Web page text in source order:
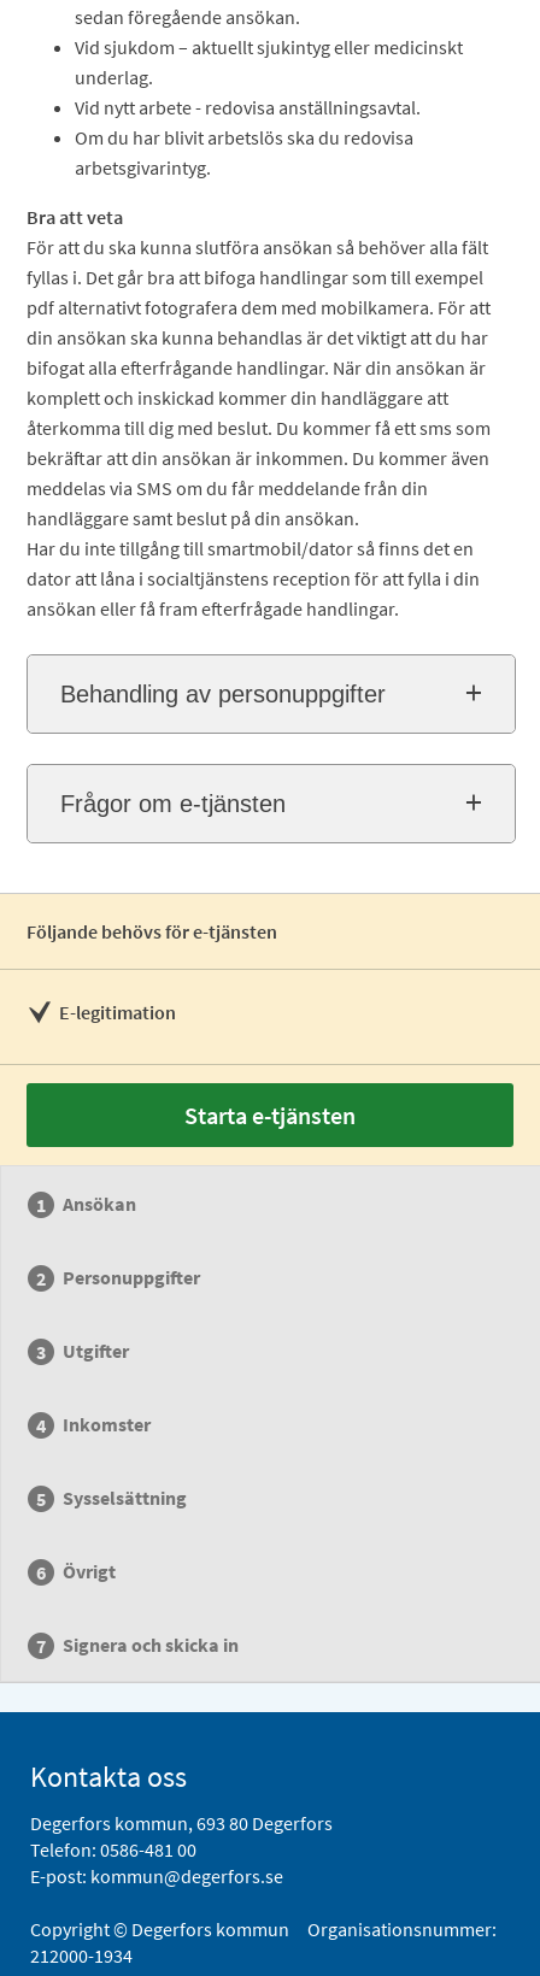
sedan föregående ansökan.
Vid sjukdom – aktuellt sjukintyg eller medicinskt
underlag.
Vid nytt arbete - redovisa anställningsavtal.
Om du har blivit arbetslös ska du redovisa
arbetsgivarintyg.
Bra att veta
För att du ska kunna slutföra ansökan så behöver alla fält
fyllas i. Det går bra att bifoga handlingar som till exempel
pdf alternativt fotografera dem med mobilkamera. För att
din ansökan ska kunna behandlas är det viktigt att du har
bifogat alla efterfrågande handlingar. När din ansökan är
komplett och inskickad kommer din handläggare att
återkomma till dig med beslut. Du kommer få ett sms som
bekräftar att din ansökan är inkommen. Du kommer även
meddelas via SMS om du får meddelande från din
handläggare samt beslut på din ansökan.
Har du inte tillgång till smartmobil/dator så finns det en
dator att låna i socialtjänstens reception för att fylla i din
ansökan eller få fram efterfrågade handlingar.
Behandling av personuppgifter
Frågor om e-tjänsten
Följande behövs för e-tjänsten
E-legitimation
Starta e-tjänsten
Ansökan
Personuppgifter
Utgifter
Inkomster
Sysselsättning
Övrigt
Signera och skicka in
Kontakta oss
Degerfors kommun, 693 80 Degerfors
Telefon: 0586-481 00
E-post: kommun@degerfors.se
Copyright © Degerfors kommun Organisationsnummer:
212000-1934